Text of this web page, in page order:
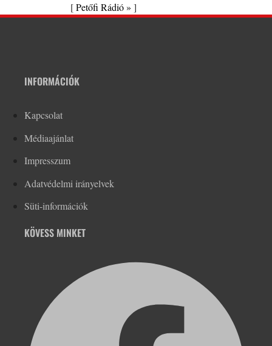
[Petőfi Rádió » ]
INFORMÁCIÓK
Kapcsolat
Médiaajánlat
Impresszum
Adatvédelmi irányelvek
Süti-információk
KÖVESS MINKET